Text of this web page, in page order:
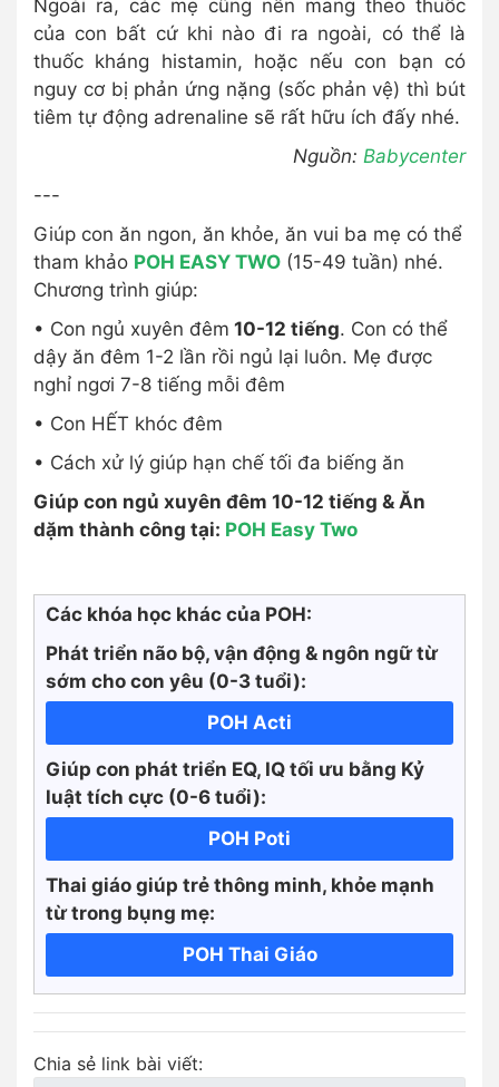
Ngoài ra, các mẹ cũng nên mang theo thuốc
của con bất cứ khi nào đi ra ngoài, có thể là
thuốc kháng histamin, hoặc nếu con bạn có
nguy cơ bị phản ứng nặng (sốc phản vệ) thì bút
tiêm tự động adrenaline sẽ rất hữu ích đấy nhé.
Nguồn: Babycenter
---
Giúp con ăn ngon, ăn khỏe, ăn vui ba mẹ có thể
tham khảo POH EASY TWO (15-49 tuần) nhé.
Chương trình giúp:
• Con ngủ xuyên đêm 10-12 tiếng. Con có thể
dậy ăn đêm 1-2 lần rồi ngủ lại luôn. Mẹ được
nghỉ ngơi 7-8 tiếng mỗi đêm
• Con HẾT khóc đêm
• Cách xử lý giúp hạn chế tối đa biếng ăn
Giúp con ngủ xuyên đêm 10-12 tiếng & Ăn
dặm thành công tại: POH Easy Two
Các khóa học khác của POH:
Phát triển não bộ, vận động & ngôn ngữ từ
sớm cho con yêu (0-3 tuổi):
POH Acti
Giúp con phát triển EQ, IQ tối ưu bằng Kỷ
luật tích cực (0-6 tuổi):
POH Poti
Thai giáo giúp trẻ thông minh, khỏe mạnh
từ trong bụng mẹ:
POH Thai Giáo
Chia sẻ link bài viết: